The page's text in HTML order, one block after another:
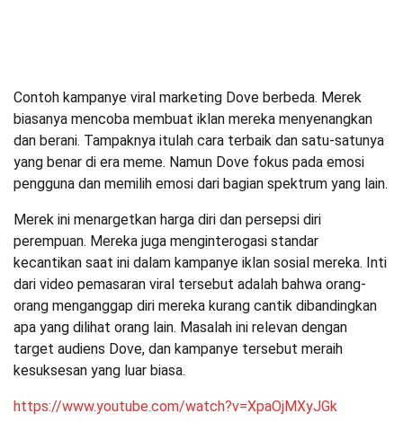
Contoh kampanye viral marketing Dove berbeda. Merek
biasanya mencoba membuat iklan mereka menyenangkan
dan berani. Tampaknya itulah cara terbaik dan satu-satunya
yang benar di era meme. Namun Dove fokus pada emosi
pengguna dan memilih emosi dari bagian spektrum yang lain.
Merek ini menargetkan harga diri dan persepsi diri
perempuan. Mereka juga menginterogasi standar
kecantikan saat ini dalam kampanye iklan sosial mereka. Inti
dari video pemasaran viral tersebut adalah bahwa orang-
orang menganggap diri mereka kurang cantik dibandingkan
apa yang dilihat orang lain. Masalah ini relevan dengan
target audiens Dove, dan kampanye tersebut meraih
kesuksesan yang luar biasa.
https://www.youtube.com/watch?v=XpaOjMXyJGk